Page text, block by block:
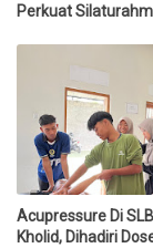
Perkuat
Acupressure Di
Kholid, Dihadiri